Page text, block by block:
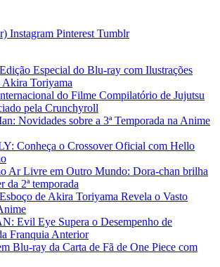
Instagram Pinterest Tumblr
Especial do Blu-ray com Ilustrações
Akira Toriyama
do Filme Compilatório de Jujutsu
pela Crunchyroll
Novidades sobre a 3ª Temporada na Anime
Conheça o Crossover Oficial com Hello
Ar Livre em Outro Mundo: Dora-chan brilha
da 2ª temporada
de Akira Toriyama Revela o Vasto
Evil Eye Supera o Desempenho de
Franquia Anterior
Blu-ray da Carta de Fã de One Piece com